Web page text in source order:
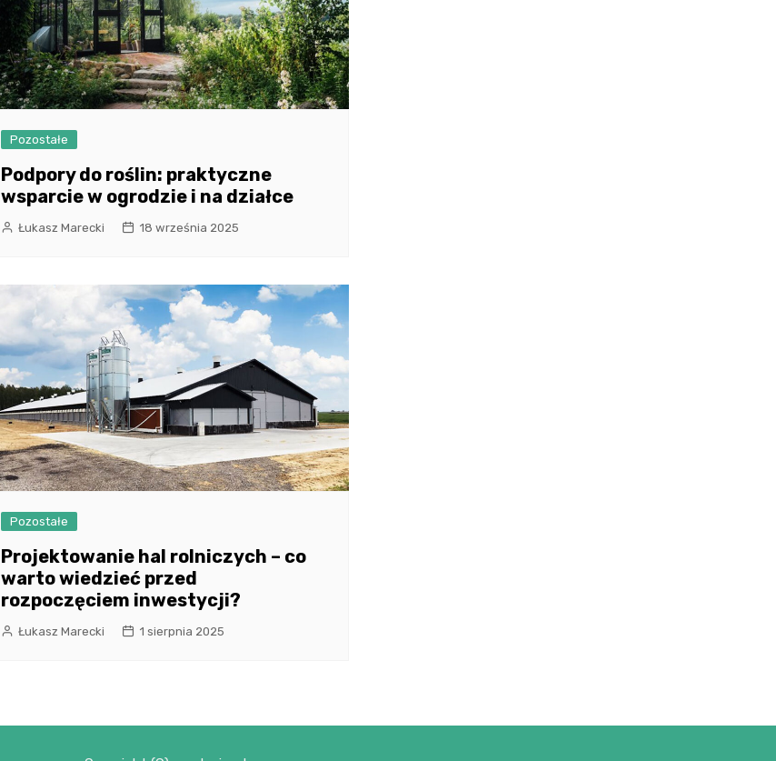
Pozostałe
Podpory do roślin: praktyczne
wsparcie w ogrodzie i na działce
Łukasz Marecki 18 września 2025
Pozostałe
Projektowanie hal rolniczych – co
warto wiedzieć przed
rozpoczęciem inwestycji?
Łukasz Marecki 1 sierpnia 2025